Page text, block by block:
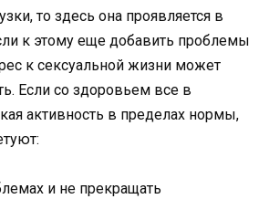
то здесь она проявляется в
к этому еще добавить проблемы
к сексуальной жизни может
Если со здоровьем все в
активность в пределах нормы,
и не прекращать